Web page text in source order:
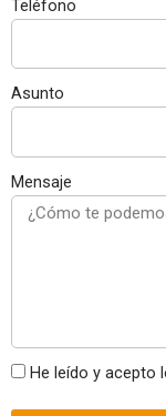
Teléfono
Asunto
Mensaje
He leído y acepto